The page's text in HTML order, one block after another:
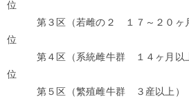
位
第３区（若雌の２ １７～
位
第４区（系統雌牛群 １
位
第５区（繁殖雌牛群